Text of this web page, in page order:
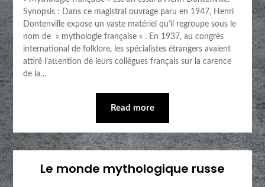
Synopsis : Dans ce magistral ouvrage paru en 1947, Henri
Dontenville expose un vaste matériel qu’il regroupe sous le
nom de » mythologie française « . En 1937, au congrès
international de folklore, les spécialistes étrangers avaient
attiré l’attention de leurs collègues français sur la carence
de la…
Read more
Le monde mythologique russe